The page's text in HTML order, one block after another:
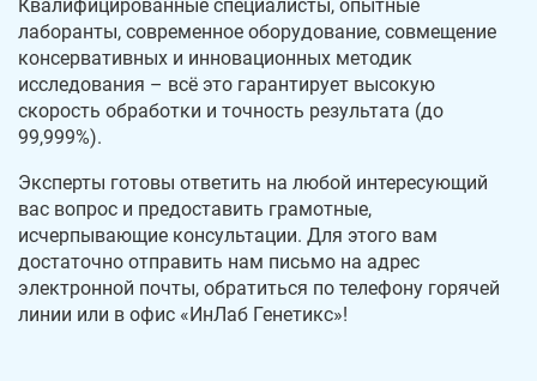
Квалифицированные специалисты, опытные
лаборанты, современное оборудование, совмещение
консервативных и инновационных методик
исследования – всё это гарантирует высокую
скорость обработки и точность результата (до
99,999%).
Эксперты готовы ответить на любой интересующий
вас вопрос и предоставить грамотные,
исчерпывающие консультации. Для этого вам
достаточно отправить нам письмо на адрес
электронной почты, обратиться по телефону горячей
линии или в офис «ИнЛаб Генетикс»!